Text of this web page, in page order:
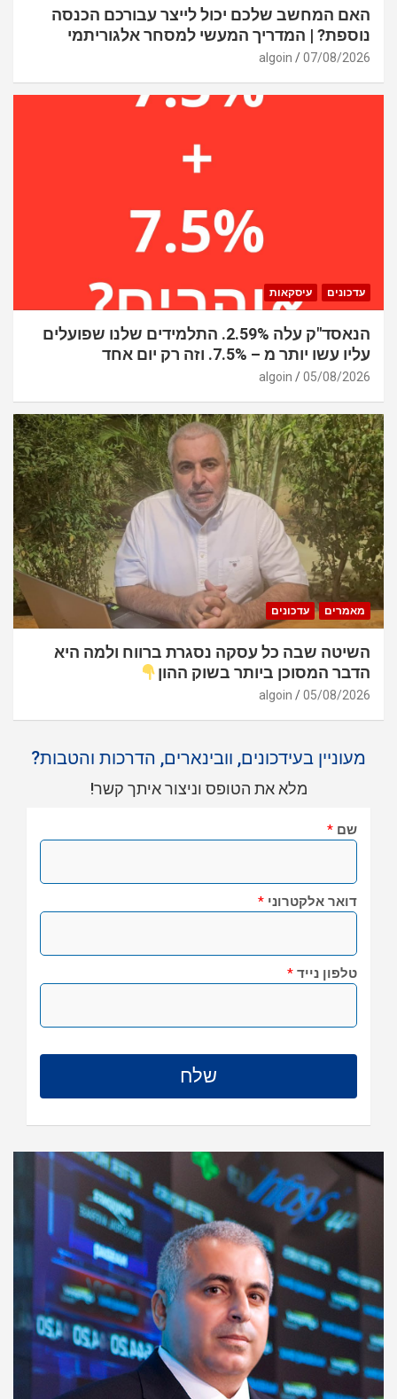
האם המחשב שלכם יכול לייצר עבורכם הכנסה
נוספת? | המדריך המעשי למסחר אלגוריתמי
07/08/2026
algoin
עדכונים עיסקאות
הנאסד"ק עלה 2.59%. התלמידים שלנו שפועלים
עליו עשו יותר מ – 7.5%. וזה רק יום אחד
05/08/2026
algoin
מאמרים עדכונים
השיטה שבה כל עסקה נסגרת ברווח ולמה היא
הדבר המסוכן ביותר בשוק ההון
05/08/2026
algoin
מעוניין בעידכונים, וובינארים, הדרכות והטבות?
מלא את הטופס וניצור איתך קשר!
שם *
דואר אלקטרוני *
טלפון נייד *